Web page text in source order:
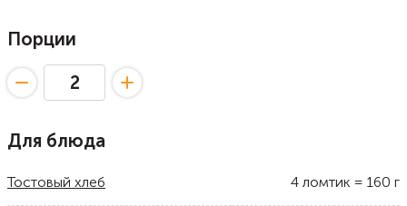
Порции
Для блюда
Тостовый хлеб 4 ломтик = 160 г